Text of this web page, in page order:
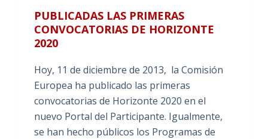
PUBLICADAS LAS PRIMERAS
CONVOCATORIAS DE HORIZONTE
2020
Hoy, 11 de diciembre de 2013, la Comisión
Europea ha publicado las primeras
convocatorias de Horizonte 2020 en el
nuevo Portal del Participante. Igualmente,
se han hecho públicos los Programas de